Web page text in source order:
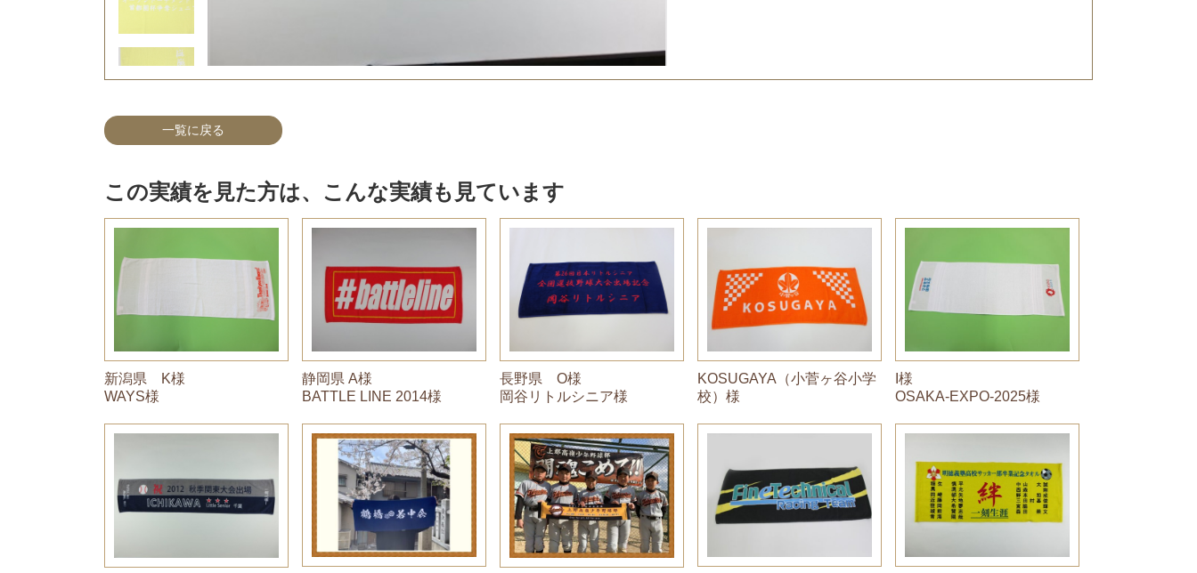
一覧に戻る
この実績を見た方は、こんな実績も見ています
新潟県 K様
WAYS様
静岡県 A様
BATTLE LINE 2014様
長野県 O様
岡谷リトルシニア様
KOSUGAYA（小菅ヶ谷小学
校）様
I様
OSAKA-EXPO-2025様